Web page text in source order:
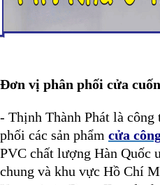
Đơn vị phân phối cửa
- Thịnh Thành Phát là công
phối các sản phẩm cửa
PVC chất lượng Hàn Quốc
chung và khu vực Hồ Chí